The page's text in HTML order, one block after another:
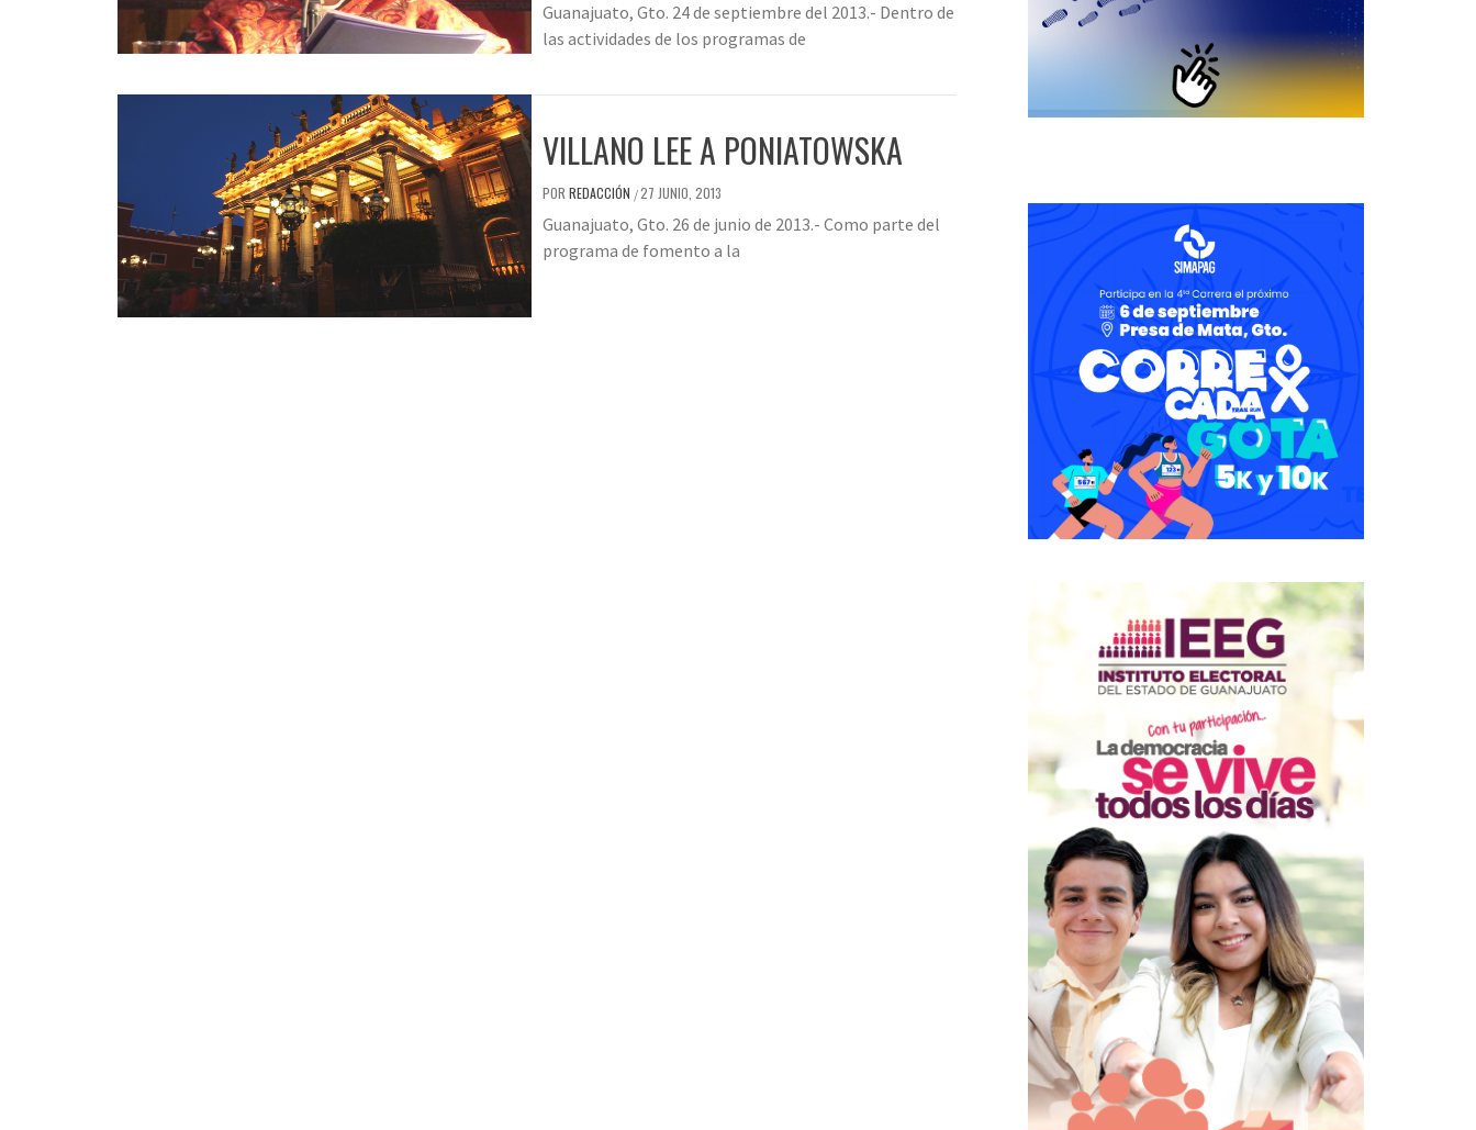
Guanajuato, Gto. 24 de septiembre del 2013.- Dentro de
las actividades de los programas de
VILLANO LEE A PONIATOWSKA
POR REDACCIÓN /27 JUNIO, 2013
Guanajuato, Gto. 26 de junio de 2013.- Como parte del
programa de fomento a la